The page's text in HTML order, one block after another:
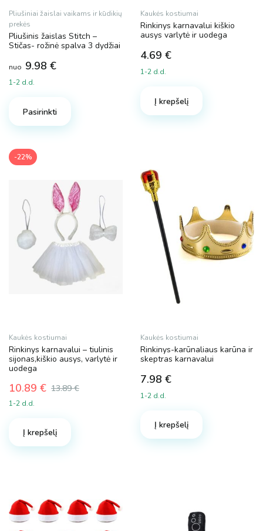
Pliušiniai žaislai vaikams ir kūdikių
prekės
Pliušinis žaislas Stitch –
Stičas- rožinė spalva 3 dydžiai
nuo 9.98 €
1-2 d.d.
Pasirinkti
options
may
be
chosen
on
the
product
page
Kaukės kostiumai
Rinkinys karnavalui kiškio
ausys varlytė ir uodega
4.69 €
1-2 d.d.
Į krepšelį
-22%
Kaukės kostiumai
Rinkinys karnavalui – tiulinis
sijonas,kiškio ausys, varlytė ir
uodega
13.89€
Original
price
13.89 €.
10.89 €
Current
price
10.89 €.
1-2 d.d.
Į krepšelį
Kaukės kostiumai
Rinkinys-karūnaliaus karūna ir
skeptras karnavalui
7.98 €
1-2 d.d.
Į krepšelį